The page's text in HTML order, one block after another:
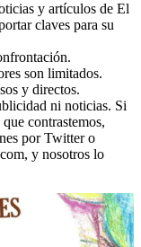
y artículos de El
claves para su
son limitados.
y directos.
ni noticias. Si
contrastemos,
por Twitter o
y nosotros lo